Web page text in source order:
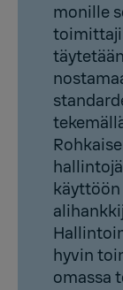
monille
käyttöön
hyvin
omassa